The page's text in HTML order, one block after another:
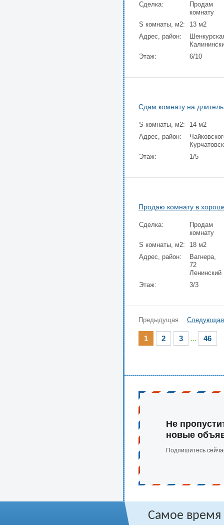
Сделка:
Продам
комнату
S комнаты, м2:
13 м2
Адрес, район:
Этаж:
6/10
Сдам комнату на
S комнаты, м2:
14 м2
Адрес, район:
Этаж:
1/5
Продаю комнату в
Сделка:
Продам
комнату
S комнаты, м2:
18 м2
Адрес, район:
Вагнера,
72
Ленинский
Этаж:
3/3
Предыдущая Следующая
1 2 3 ... 46
Не
новые
Подпишитесь
Самое время